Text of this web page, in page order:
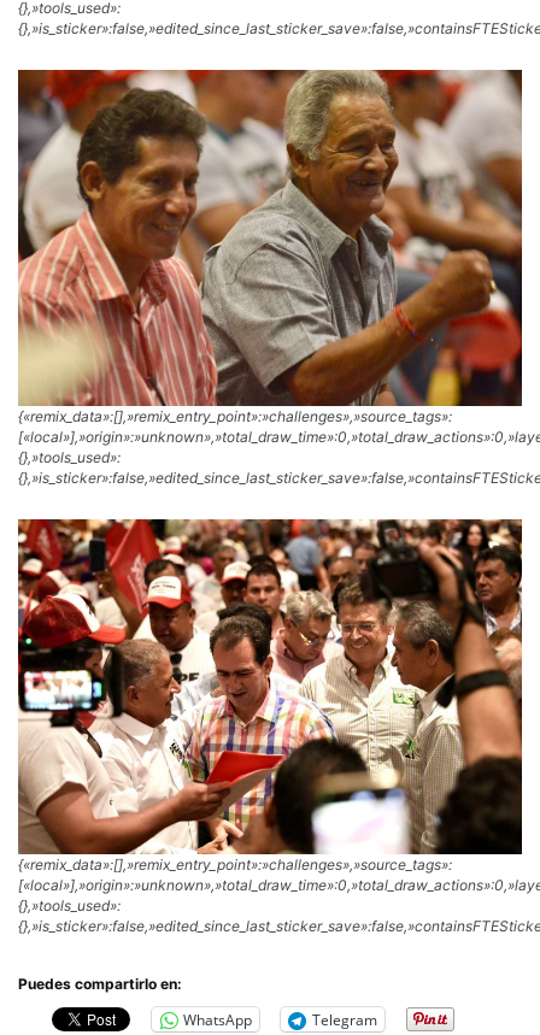
{},»tools_used»:
{«remix_data»:[],»remix_entry_point»:»challenges»,»source_tags»:
{},»tools_used»:
{«remix_data»:[],»remix_entry_point»:»challenges»,»source_tags»:
{},»tools_used»:
Puedes compartirlo en:
WhatsApp
Telegram